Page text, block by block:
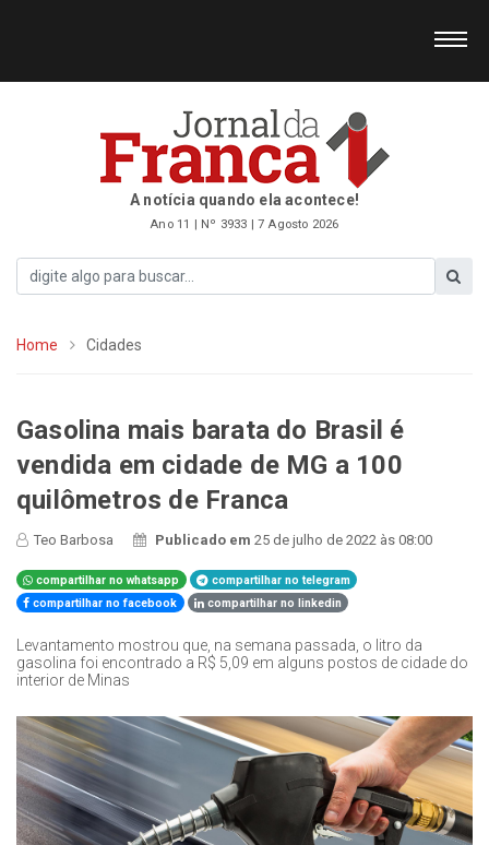
A notícia quando ela acontece!
Ano 11 | Nº 3933 | 7 Agosto 2026
Home Cidades
Gasolina mais barata do Brasil é
vendida em cidade de MG a 100
quilômetros de Franca
Teo Barbosa Publicado em25 de julho de 2022 às 08:00
compartilhar no whatsapp
compartilhar no telegram
compartilhar no facebook
compartilhar no linkedin
Levantamento mostrou que, na semana passada, o litro da
gasolina foi encontrado a R$ 5,09 em alguns postos de cidade do
interior de Minas